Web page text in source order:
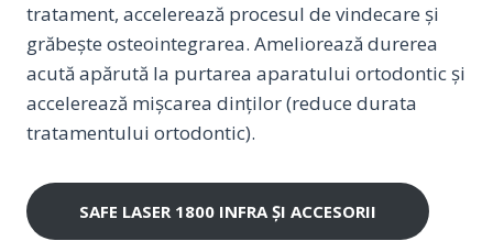
tratament, accelerează procesul de vindecare şi
grăbeşte osteointegrarea. Ameliorează durerea
acută apărută la purtarea aparatului ortodontic şi
accelerează mişcarea dinţilor (reduce durata
tratamentului ortodontic).
SAFE LASER 1800 INFRA ȘI ACCESORII